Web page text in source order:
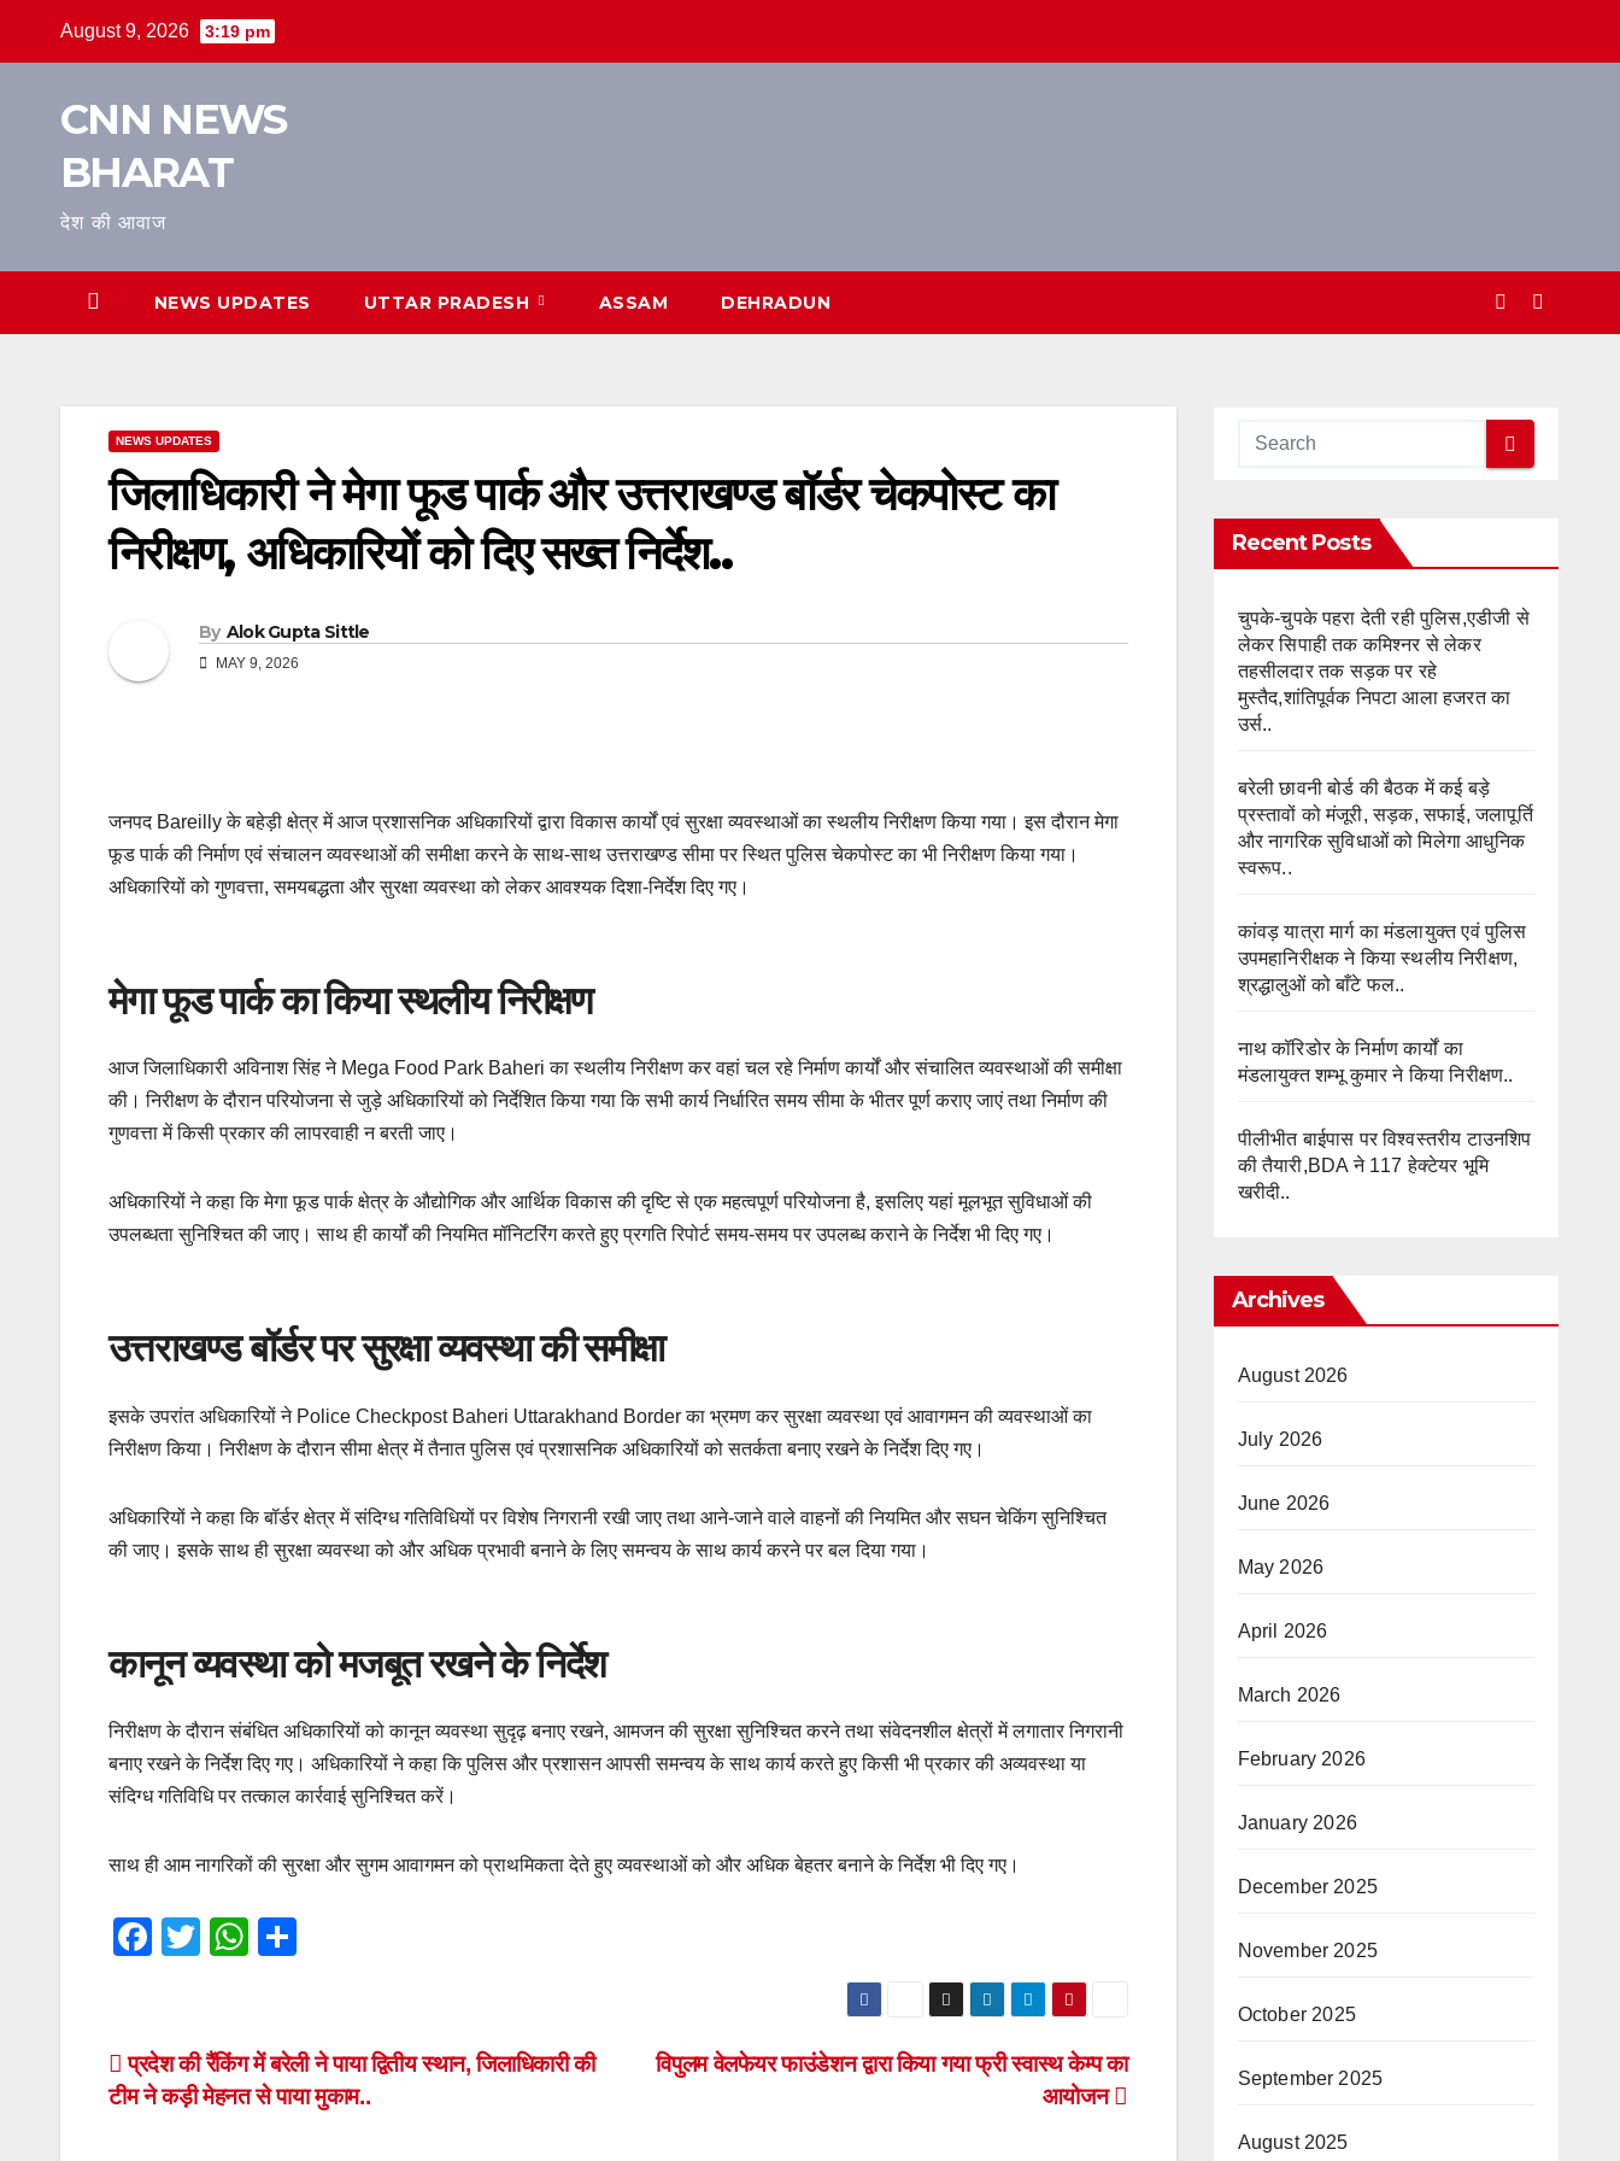
August 9, 2026 3:19 pm
CNN NEWS
BHARAT
देश की आवाज
NEWS UPDATES UTTAR PRADESH ASSAM DEHRADUN
NEWS UPDATES
जिलाधिकारी ने मेगा फूड पार्क और उत्तराखण्ड बॉर्डर चेकपोस्ट का
निरीक्षण, अधिकारियों को दिए सख्त निर्देश..
By Alok Gupta Sittle
MAY 9, 2026
जनपद Bareilly के बहेड़ी क्षेत्र में आज प्रशासनिक अधिकारियों द्वारा विकास कार्यों एवं सुरक्षा व्यवस्थाओं का स्थलीय निरीक्षण किया गया। इस दौरान मेगा
फूड पार्क की निर्माण एवं संचालन व्यवस्थाओं की समीक्षा करने के साथ-साथ उत्तराखण्ड सीमा पर स्थित पुलिस चेकपोस्ट का भी निरीक्षण किया गया।
अधिकारियों को गुणवत्ता, समयबद्धता और सुरक्षा व्यवस्था को लेकर आवश्यक दिशा-निर्देश दिए गए।
मेगा फूड पार्क का किया स्थलीय निरीक्षण
आज जिलाधिकारी अविनाश सिंह ने Mega Food Park Baheri का स्थलीय निरीक्षण कर वहां चल रहे निर्माण कार्यों और संचालित व्यवस्थाओं की समीक्षा
की। निरीक्षण के दौरान परियोजना से जुड़े अधिकारियों को निर्देशित किया गया कि सभी कार्य निर्धारित समय सीमा के भीतर पूर्ण कराए जाएं तथा निर्माण की
गुणवत्ता में किसी प्रकार की लापरवाही न बरती जाए।
अधिकारियों ने कहा कि मेगा फूड पार्क क्षेत्र के औद्योगिक और आर्थिक विकास की दृष्टि से एक महत्वपूर्ण परियोजना है, इसलिए यहां मूलभूत सुविधाओं की
उपलब्धता सुनिश्चित की जाए। साथ ही कार्यों की नियमित मॉनिटरिंग करते हुए प्रगति रिपोर्ट समय-समय पर उपलब्ध कराने के निर्देश भी दिए गए।
उत्तराखण्ड बॉर्डर पर सुरक्षा व्यवस्था की समीक्षा
इसके उपरांत अधिकारियों ने Police Checkpost Baheri Uttarakhand Border का भ्रमण कर सुरक्षा व्यवस्था एवं आवागमन की व्यवस्थाओं का
निरीक्षण किया। निरीक्षण के दौरान सीमा क्षेत्र में तैनात पुलिस एवं प्रशासनिक अधिकारियों को सतर्कता बनाए रखने के निर्देश दिए गए।
अधिकारियों ने कहा कि बॉर्डर क्षेत्र में संदिग्ध गतिविधियों पर विशेष निगरानी रखी जाए तथा आने-जाने वाले वाहनों की नियमित और सघन चेकिंग सुनिश्चित
की जाए। इसके साथ ही सुरक्षा व्यवस्था को और अधिक प्रभावी बनाने के लिए समन्वय के साथ कार्य करने पर बल दिया गया।
कानून व्यवस्था को मजबूत रखने के निर्देश
निरीक्षण के दौरान संबंधित अधिकारियों को कानून व्यवस्था सुदृढ़ बनाए रखने, आमजन की सुरक्षा सुनिश्चित करने तथा संवेदनशील क्षेत्रों में लगातार निगरानी
बनाए रखने के निर्देश दिए गए। अधिकारियों ने कहा कि पुलिस और प्रशासन आपसी समन्वय के साथ कार्य करते हुए किसी भी प्रकार की अव्यवस्था या
संदिग्ध गतिविधि पर तत्काल कार्रवाई सुनिश्चित करें।
साथ ही आम नागरिकों की सुरक्षा और सुगम आवागमन को प्राथमिकता देते हुए व्यवस्थाओं को और अधिक बेहतर बनाने के निर्देश भी दिए गए।
F
e
b
T
er
W
s
A
e
Post
navigation
विपुलम वेलफेयर फाउंडेशन द्वारा किया गया फ्री स्वास्थ केम्प का
आयोजन
प्रदेश की रैंकिंग में बरेली ने पाया द्वितीय स्थान, जिलाधिकारी की
टीम ने कड़ी मेहनत से पाया मुकाम..
Recent Posts
चुपके-चुपके पहरा देती रही पुलिस,एडीजी से
लेकर सिपाही तक कमिश्नर से लेकर
तहसीलदार तक सड़क पर रहे
मुस्तैद,शांतिपूर्वक निपटा आला हजरत का
उर्स..
बरेली छावनी बोर्ड की बैठक में कई बड़े
प्रस्तावों को मंजूरी, सड़क, सफाई, जलापूर्ति
और नागरिक सुविधाओं को मिलेगा आधुनिक
स्वरूप..
कांवड़ यात्रा मार्ग का मंडलायुक्त एवं पुलिस
उपमहानिरीक्षक ने किया स्थलीय निरीक्षण,
श्रद्धालुओं को बाँटे फल..
नाथ कॉरिडोर के निर्माण कार्यों का
मंडलायुक्त शम्भू कुमार ने किया निरीक्षण..
पीलीभीत बाईपास पर विश्वस्तरीय टाउनशिप
की तैयारी,BDA ने 117 हेक्टेयर भूमि
खरीदी..
Archives
August 2026
July 2026
June 2026
May 2026
April 2026
March 2026
February 2026
January 2026
December 2025
November 2025
October 2025
September 2025
August 2025